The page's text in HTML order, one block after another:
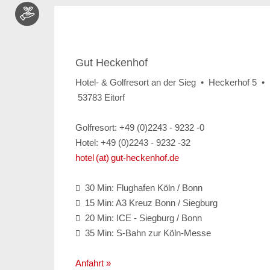
Gut Heckenhof
Hotel- & Golfresort an der Sieg • Heckerhof 5 •
53783 Eitorf
Golfresort: +49 (0)2243 - 9232 -0
Hotel: +49 (0)2243 - 9232 -32
hotel (at) gut-heckenhof.de
 30 Min: Flughafen Köln / Bonn
 15 Min: A3 Kreuz Bonn / Siegburg
 20 Min: ICE - Siegburg / Bonn
 35 Min: S-Bahn zur Köln-Messe
Anfahrt »